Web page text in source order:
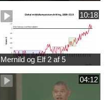
10:18
Mernild og Elf 2 af 5
04:12